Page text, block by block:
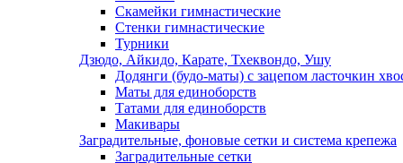
Скамейки гимнастические
Стенки гимнастические
Турники
Дзюдо, Айкидо, Карате, Тхеквондо, Ушу
Додянги (будо-маты) с зацепом ласточкин
Маты для единоборств
Татами для единоборств
Макивары
Заградительные, фоновые сетки и система крепежа
Заградительные сетки